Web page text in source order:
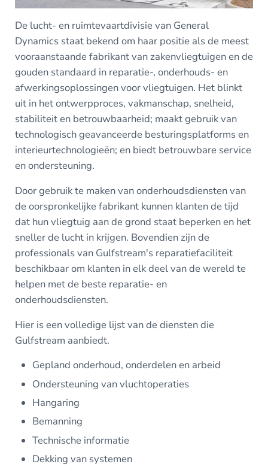
De lucht- en ruimtevaartdivisie van General
Dynamics staat bekend om haar positie als de meest
vooraanstaande fabrikant van zakenvliegtuigen en de
gouden standaard in reparatie-, onderhouds- en
afwerkingsoplossingen voor vliegtuigen. Het blinkt
uit in het ontwerpproces, vakmanschap, snelheid,
stabiliteit en betrouwbaarheid; maakt gebruik van
technologisch geavanceerde besturingsplatforms en
interieurtechnologieën; en biedt betrouwbare service
en ondersteuning.
Door gebruik te maken van onderhoudsdiensten van
de oorspronkelijke fabrikant kunnen klanten de tijd
dat hun vliegtuig aan de grond staat beperken en het
sneller de lucht in krijgen. Bovendien zijn de
professionals van Gulfstream's reparatiefaciliteit
beschikbaar om klanten in elk deel van de wereld te
helpen met de beste reparatie- en
onderhoudsdiensten.
Hier is een volledige lijst van de diensten die
Gulfstream aanbiedt.
Gepland onderhoud, onderdelen en arbeid
Ondersteuning van vluchtoperaties
Hangaring
Bemanning
Technische informatie
Dekking van systemen